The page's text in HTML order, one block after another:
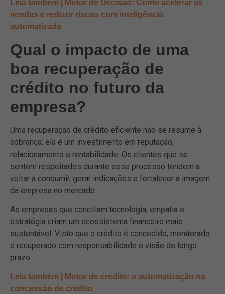
Leia também | Motor de Decisão: Como acelerar as
vendas e reduzir riscos com inteligência
automatizada
Qual o impacto de uma
boa recuperação de
crédito no futuro da
empresa?
Uma recuperação de crédito eficiente não se resume à
cobrança: ela é um investimento em reputação,
relacionamento e rentabilidade. Os clientes que se
sentem respeitados durante esse processo tendem a
voltar a consumir, gerar indicações e fortalecer a imagem
da empresa no mercado.
As empresas que conciliam tecnologia, empatia e
estratégia criam um ecossistema financeiro mais
sustentável. Visto que o crédito é concedido, monitorado
e recuperado com responsabilidade e visão de longo
prazo.
Leia também | Motor de crédito: a automatização na
concessão de crédito